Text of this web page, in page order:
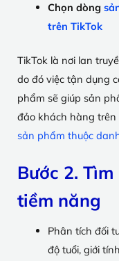
Chọn dòng
trên TikTok
TikTok là nơi lan
do đó việc tận dụng
phẩm sẽ giúp sản
đảo khách hàng
sản phẩm thuộc
Bước 2.
tiềm năng
Phân tích đối
độ tuổi, giới